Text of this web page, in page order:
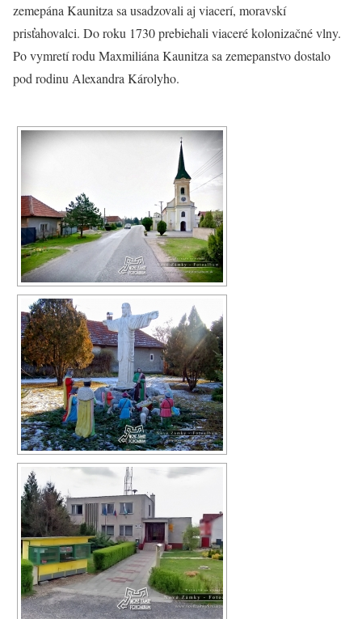
zemepána Kaunitza sa usadzovali aj viacerí, moravskí
prisťahovalci. Do roku 1730 prebiehali viaceré kolonizačné vlny.
Po vymretí rodu Maxmiliána Kaunitza sa zemepanstvo dostalo
pod rodinu Alexandra Károlyho.